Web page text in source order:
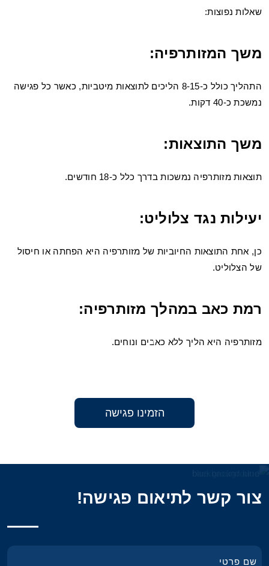
שאלות נפוצות:
משך המזותרפיה:
התהליך כולל כ-8-15 הליכים לתוצאות מיטביות, כאשר כל פגישה
נמשכת כ-40 דקות.
משך התוצאות:
תוצאות מזותרפיה נמשכות בדרך כלל כ-18 חודשים.
יעילות נגד צלוליט:
כן, אחת התוצאות החיוביות של מזותרפיה היא הפחתה או חיסול
של הצלוליט.
רמת כאב במהלך מזותרפיה:
מזותרפיה היא הליך ללא כאבים ונוחים.
הזמינו פגישה
צור קשר לתיאום פגישה!